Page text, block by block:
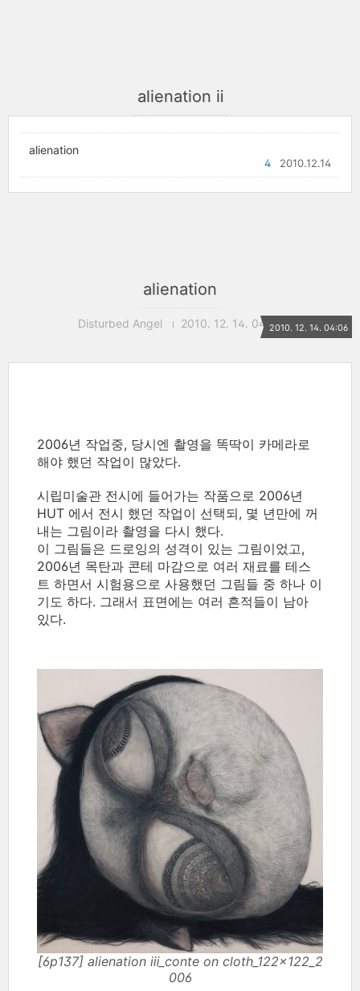
alienation ⅱ
alienation
2010.12.14
4
alienation
Disturbed Angel 2010. 12. 14. 04:062010. 12. 14. 04:06
2006년 작업중, 당시엔 촬영을 똑딱이 카메라로
해야 했던 작업이 많았다.
시립미술관 전시에 들어가는 작품으로 2006년
HUT 에서 전시 했던 작업이 선택되, 몇 년만에 꺼
내는 그림이라 촬영을 다시 했다.
이 그림들은 드로잉의 성격이 있는 그림이었고,
2006년 목탄과 콘테 마감으로 여러 재료를 테스
트 하면서 시험용으로 사용했던 그림들 중 하나 이
기도 하다. 그래서 표면에는 여러 흔적들이 남아
있다.
[6p137] alienation ⅲ_conte on cloth_122×122_2
006